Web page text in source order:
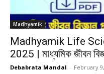
Madhyamik
Madhyamik Life
2025 | মাধ্যমিক জীবন
Debabrata Mandal - February